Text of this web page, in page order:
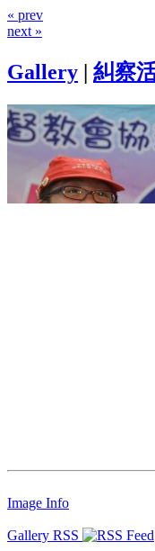
« prev
next »
Gallery | 糾察
Image Info
Gallery RSS